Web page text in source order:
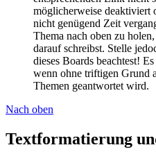
möglicherweise deaktiviert
nicht genügend Zeit
Thema nach oben zu
darauf schreibst. Stelle
dieses Boards beachtest!
wenn ohne triftigen Grund
Themen geantwortet wird.
Nach oben
Textformatierung